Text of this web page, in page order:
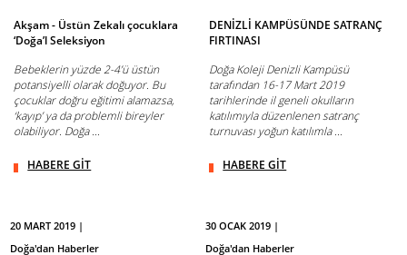
Akşam - Üstün Zekalı çocuklara
‘Doğa’l Seleksiyon
Bebeklerin yüzde 2-4’ü üstün
potansiyelli olarak doğuyor. Bu
çocuklar doğru eğitimi alamazsa,
‘kayıp’ ya da problemli bireyler
olabiliyor. Doğa ...
HABERE GİT
DENİZLİ KAMPÜSÜNDE SATRANÇ
FIRTINASI
Doğa Koleji Denizli Kampüsü
tarafından 16-17 Mart 2019
tarihlerinde il geneli okulların
katılımıyla düzenlenen satranç
turnuvası yoğun katılımla ...
HABERE GİT
20 MART 2019 |
Doğa'dan Haberler
30 OCAK 2019 |
Doğa'dan Haberler